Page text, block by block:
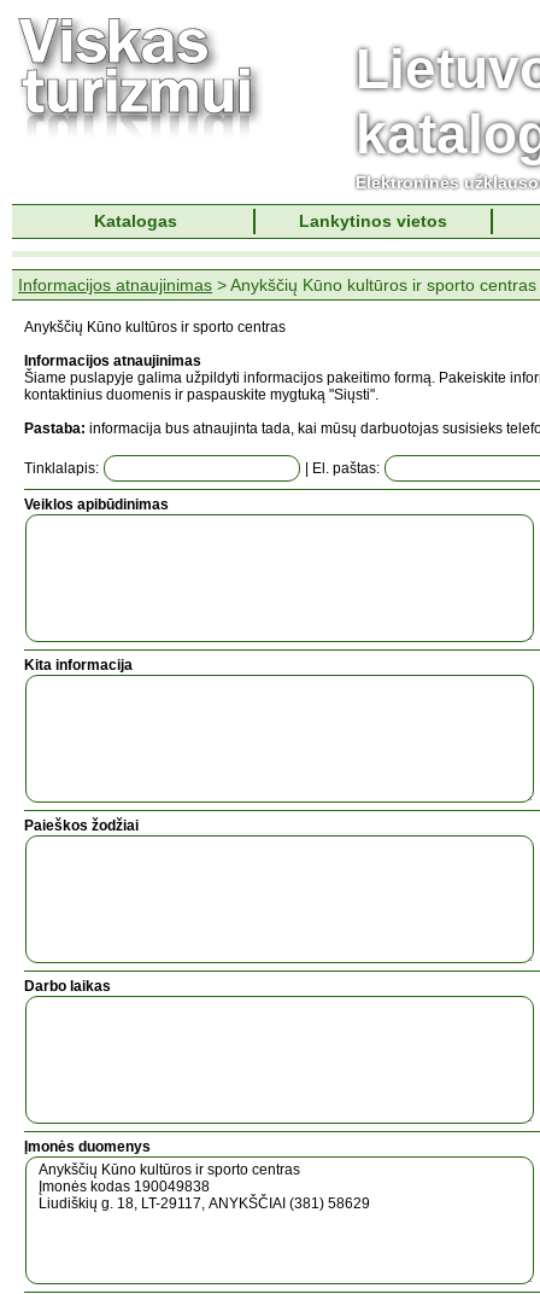
Elektroninės
Katalogas
Lankytinos vietos
Informacijos atnaujinimas > Anykščių Kūno kultūros ir sporto centras
Anykščių Kūno kultūros ir sporto centras
Informacijos atnaujinimas
Šiame puslapyje galima užpildyti informacijos pakeitimo formą. Pakeiskite
kontaktinius duomenis ir paspauskite mygtuką "Siųsti".
Pastaba: informacija bus atnaujinta tada, kai mūsų darbuotojas susisieks
Tinklalapis: | El. paštas:
Veiklos apibūdinimas
Kita informacija
Paieškos žodžiai
Darbo laikas
Įmonės duomenys